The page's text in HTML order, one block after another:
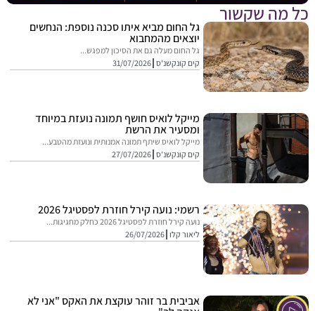
שקשור
גל החום מביא איתו סכנה נוספת: הנחשים
יוצאים מהמחבוא
גל החום מעלה גם את הסיכון למפגש...
קים קונקשנ'ס 31/07/2026
מייקל לואיס חושף תמונה נועזת במיוחד
ומסעיר את הרשת
מייקל לואיס שיתף תמונה אמנותית ונועזת מהטבע...
קים קונקשנ'ס 27/07/2026
רשמי: נועה קירל חוזרת לפסטיגל 2026
נועה קירל חוזרת לפסטיגל 2026 כחלק מחגיגות...
ליאור קלו 26/07/2026
אביבית בר זוהר עוקצת את האקס "אני לא